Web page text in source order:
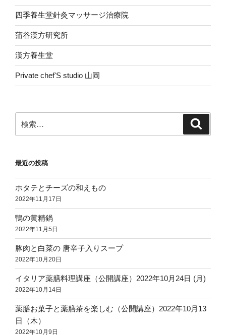
四季養生堂針灸マッサージ治療院
蒲谷漢方研究所
漢方養生堂
Private chef'S studio 山岡
索:
最近の投稿
ホタテとチーズの和えもの
2022年11月17日
鴨の黄精鍋
2022年11月5日
豚肉と白菜の 唐辛子入りスープ
2022年10月20日
イタリア薬膳料理講座（公開講座）2022年10月24日 (月)
2022年10月14日
薬膳お菓子と薬膳茶を楽しむ（公開講座）2022年10月13
日（木）
2022年10月9日